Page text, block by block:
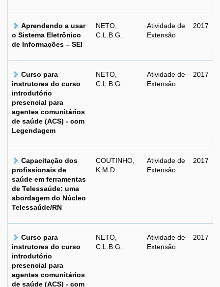
Aprendendo a usar
o Sistema Eletrônico
de Informações – SEI
NETO,
C.L.B.G.
Atividade de
Extensão
2017
Curso para
instrutores do curso
introdutório
presencial para
agentes comunitários
de saúde (ACS) - com
Legendagem
NETO,
C.L.B.G.
Atividade de
Extensão
2017
Capacitação dos
profissionais de
saúde em ferramentas
de Telessaúde: uma
abordagem do Núcleo
Telessaúde/RN
COUTINHO,
K.M.D.
Atividade de
Extensão
2017
Curso para
instrutores do curso
introdutório
presencial para
agentes comunitários
de saúde (ACS) - com
NETO,
C.L.B.G.
Atividade de
Extensão
2017